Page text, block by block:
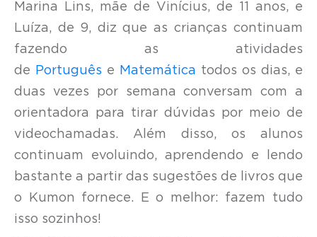
Marina Lins, mãe de Vinícius, de 11 anos, e
Luíza, de 9, diz que as crianças continuam
fazendo as atividades
de
Português e Matemática todos os dias, e
duas vezes por semana conversam com a
orientadora para tirar dúvidas por meio de
videochamadas. Além disso, os alunos
continuam evoluindo, aprendendo e lendo
bastante a partir das sugestões de livros que
o Kumon fornece. E o melhor: fazem tudo
isso sozinhos!